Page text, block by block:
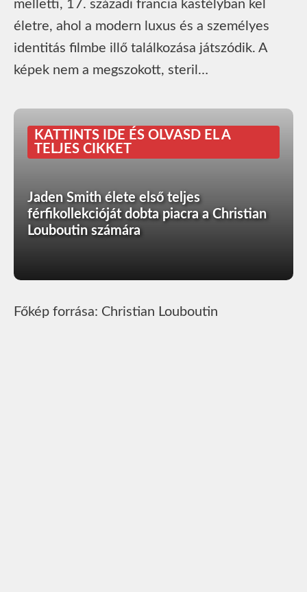
melletti, 17. századi francia kastélyban kel
életre, ahol a modern luxus és a személyes
identitás filmbe illő találkozása játszódik. A
képek nem a megszokott, steril…
KATTINTS IDE ÉS OLVASD EL A
TELJES CIKKET
Jaden Smith élete első teljes
férfikollekcióját dobta piacra a Christian
Louboutin számára
Főkép forrása: Christian Louboutin